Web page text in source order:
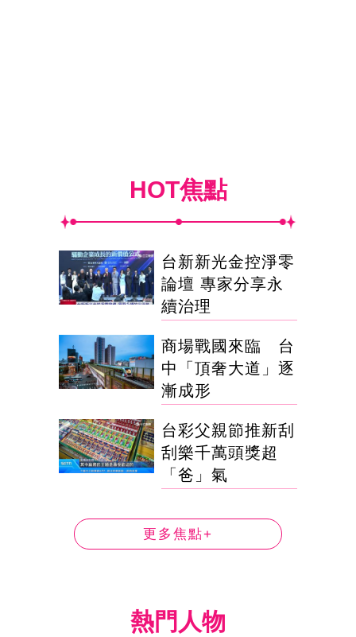
HOT焦點
台新新光金控淨零
論壇 專家分享永
續治理
商場戰國來臨 台
中「頂奢大道」逐
漸成形
台彩父親節推新刮
刮樂千萬頭獎超
「爸」氣
更多焦點+
熱門人物